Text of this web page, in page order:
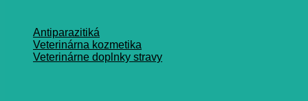
Antiparazitiká
Veterinárna kozmetika
Veterinárne doplnky stravy